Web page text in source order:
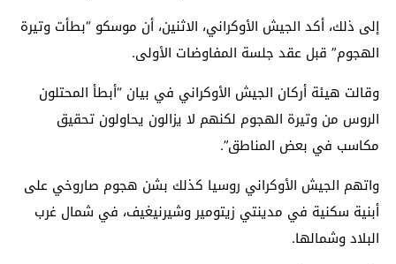
إلى ذلك، أكد الجيش الأوكراني، الاثنين، أن موسكو “بطأت وتيرة
الهجوم” قبل عقد جلسة المفاوضات الأولى.
وقالت هيئة أركان الجيش الأوكراني في بيان “أبطأ المحتلون
الروس من وتيرة الهجوم لكنهم لا يزالون يحاولون تحقيق
مكاسب في بعض المناطق”.
واتهم الجيش الأوكراني روسيا كذلك بشن هجوم صاروخي على
أبنية سكنية في مدينتي زيتومير وشيرنيغيف، في شمال غرب
البلاد وشمالها.